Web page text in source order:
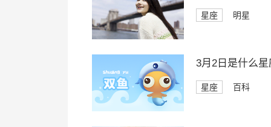
星座 明星
3月2日是什么星
星座 百科